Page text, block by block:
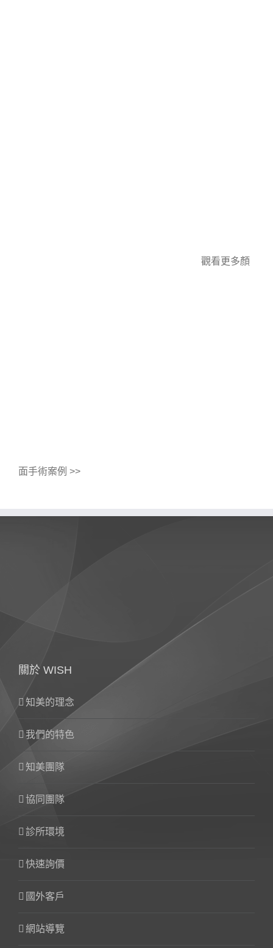
觀看更多顏
面手術案例 >>
關於 WISH
知美的理念
我們的特色
知美團隊
協同團隊
診所環境
快速詢價
國外客戶
網站導覽